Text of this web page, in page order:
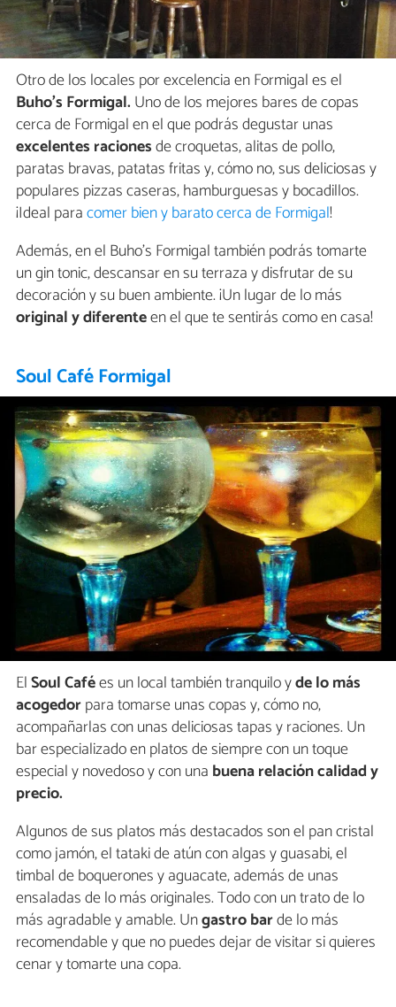
Otro de los locales por excelencia en Formigal es el
Buho's Formigal.Uno de los mejores bares de copas
cerca de Formigal en el que podrás degustar unas
excelentes racionesde croquetas, alitas de pollo,
paratas bravas, patatas fritas y, cómo no, sus deliciosas y
populares pizzas caseras, hamburguesas y bocadillos.
¡Ideal paracomer bien y barato cerca de Formigal!
Además, en el Buho's Formigal también podrás tomarte
un gin tonic, descansar en su terraza y disfrutar de su
decoración y su buen ambiente. ¡Un lugar de lo más
original y diferenteen el que te sentirás como en casa!
Soul Café Formigal
ElSoul Cafées un local también tranquilo yde lo más
acogedorpara tomarse unas copas y, cómo no,
acompañarlas con unas deliciosas tapas y raciones. Un
bar especializado en platos de siempre con un toque
especial y novedoso y con una buena relación calidad y
precio.
Algunos de sus platos más destacados son el pan cristal
como jamón, el tataki de atún con algas y guasabi, el
timbal de boquerones y aguacate, además de unas
ensaladas de lo más originales. Todo con un trato de lo
más agradable y amable. Ungastro barde lo más
recomendable y que no puedes dejar de visitar si quieres
cenar y tomarte una copa.